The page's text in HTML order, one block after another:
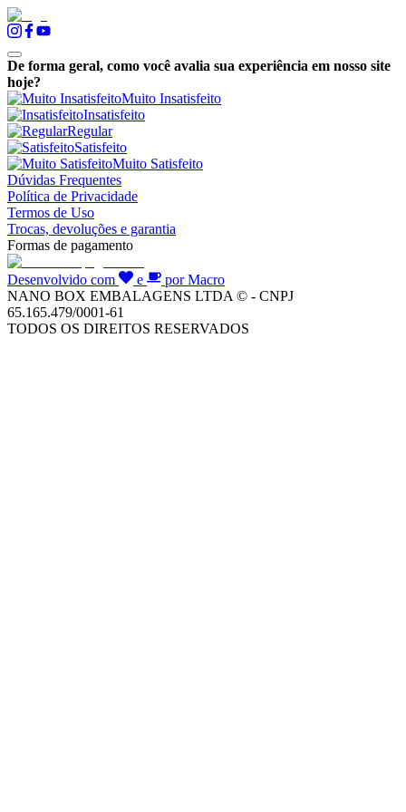
De forma geral, como você avalia sua experiência em nosso site
hoje?
Muito Insatisfeito
Insatisfeito
Regular
Satisfeito
Muito Satisfeito
Dúvidas Frequentes
Política de Privacidade
Termos de Uso
Trocas, devoluções e garantia
Formas de pagamento
Desenvolvido com e
por Macro
NANO BOX EMBALAGENS LTDA © - CNPJ
65.165.479/0001-61
TODOS OS DIREITOS RESERVADOS